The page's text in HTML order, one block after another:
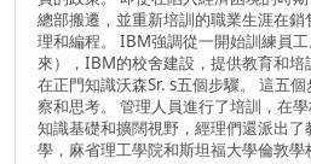
總部搬遷，並重新培訓的職業生涯在
理和編程。 IBM強調從一開始訓練員
來），IBM的校舍建設，提供教育和
在正門知識沃森Sr. s五個步驟。 這五
察和思考。 管理人員進行了培訓，在
知識基礎和擴闊視野，經理們還派出
學，麻省理工學院和斯坦福大學倫敦